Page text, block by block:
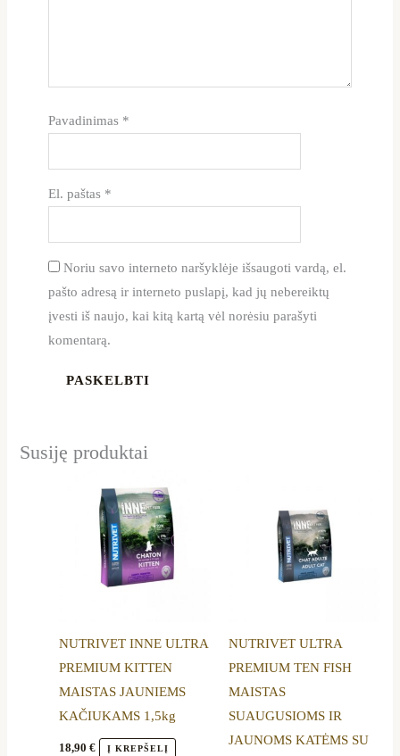
Pavadinimas *
El. paštas *
Noriu savo interneto naršyklėje išsaugoti vardą, el.
pašto adresą ir interneto puslapį, kad jų nebereiktų
įvesti iš naujo, kai kitą kartą vėl norėsiu parašyti
komentarą.
Susiję produktai
NUTRIVET INNE ULTRA
PREMIUM KITTEN
MAISTAS JAUNIEMS
KAČIUKAMS 1,5kg
18,90€ Į KREPŠELĮ
NUTRIVET ULTRA
PREMIUM TEN FISH
MAISTAS
SUAUGUSIOMS IR
JAUNOMS KATĖMS SU
20,50 €
through
53,39 €
has
multiple
variants.
may
be
on
the